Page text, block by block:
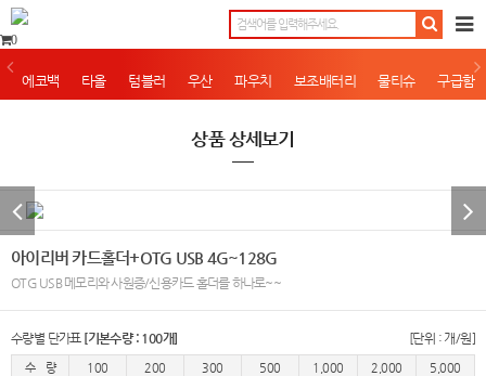
0
에코백 타올 텀블러 우산 파우치 보조배터리 물티슈 구급함
상품 상세보기
아이리버 카드홀더+OTG USB 4G~128G
OTG USB 메모리와 사원증/신용카드 홀더를 하나로~~
수량별 단가표 [기본수량 : 100개] [단위 : 개/원]
수 량 100 200 300 500 1,000 2,000
5,000